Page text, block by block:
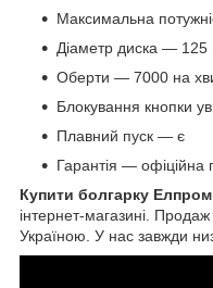
Максимальна
Діаметр диска —
Оберти — 7000 на
Блокування кнопки
Плавний пуск — є
Гарантія — офіційна
Купити болгарку Елпром
інтернет-магазині.
Україною. У нас завжди